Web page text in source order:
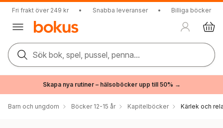
Fri frakt över 249 kr • Snabba leveranser • Billiga böcker
Sök bok, spel, pussel, penna...
Skapa nya rutiner – hälsoböcker upp till 50% →
Barn och ungdom Böcker 12-15 år Kapitelböcker Kärlek och